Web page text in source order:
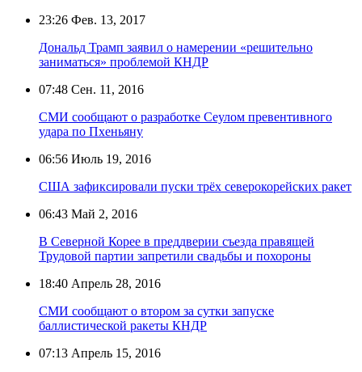
23:26 Фев. 13, 2017
Дональд Трамп заявил о намерении «решительно
заниматься» проблемой КНДР
07:48 Сен. 11, 2016
СМИ сообщают о разработке Сеулом превентивного
удара по Пхеньяну
06:56 Июль 19, 2016
США зафиксировали пуски трёх северокорейских ракет
06:43 Май 2, 2016
В Северной Корее в преддверии съезда правящей
Трудовой партии запретили свадьбы и похороны
18:40 Апрель 28, 2016
СМИ сообщают о втором за сутки запуске
баллистической ракеты КНДР
07:13 Апрель 15, 2016